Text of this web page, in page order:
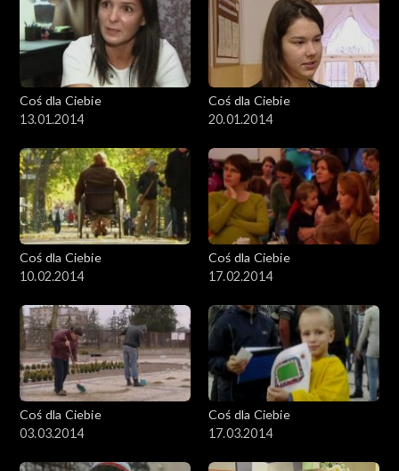
Coś dla Ciebie
13.01.2014
Coś dla Ciebie
20.01.2014
Coś dla Ciebie
10.02.2014
Coś dla Ciebie
17.02.2014
Coś dla Ciebie
03.03.2014
Coś dla Ciebie
17.03.2014